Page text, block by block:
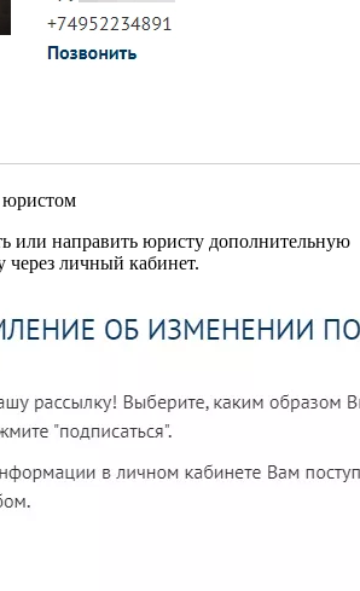
юристом
или направить юристу дополнительную
личный кабинет.